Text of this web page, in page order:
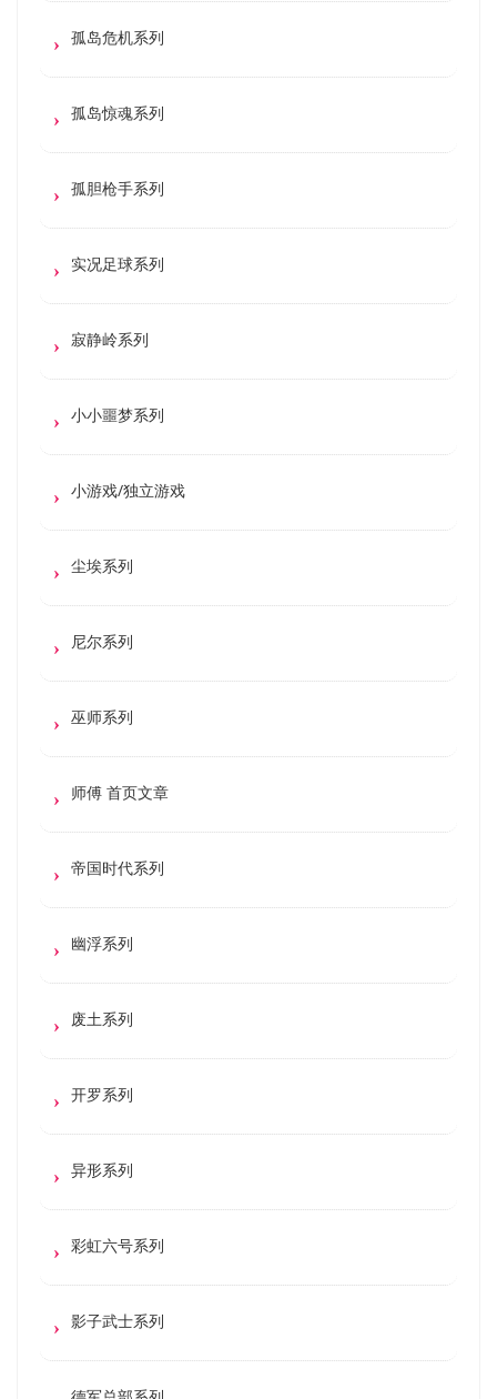
孤岛危机系列
孤岛惊魂系列
孤胆枪手系列
实况足球系列
寂静岭系列
小小噩梦系列
小游戏/独立游戏
尘埃系列
尼尔系列
巫师系列
师傅 首页文章
帝国时代系列
幽浮系列
废土系列
开罗系列
异形系列
彩虹六号系列
影子武士系列